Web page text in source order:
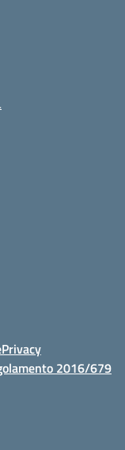
Privacy
2016/679